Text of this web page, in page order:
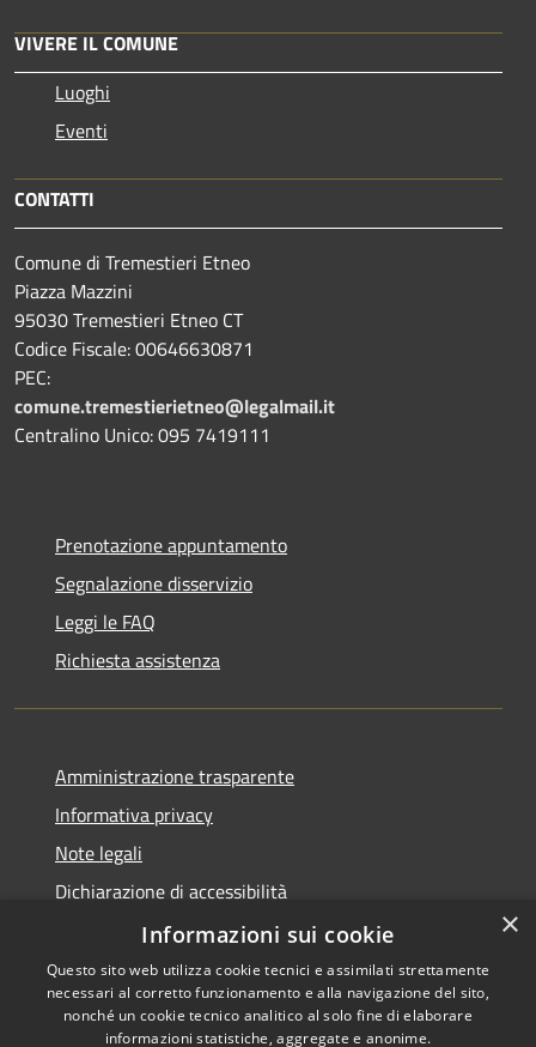
VIVERE IL COMUNE
Luoghi
Eventi
CONTATTI
Comune di Tremestieri Etneo
Piazza Mazzini
95030 Tremestieri Etneo CT
Codice Fiscale: 00646630871
PEC:
comune.tremestierietneo@legalmail.it
Centralino Unico: 095 7419111
Prenotazione appuntamento
Segnalazione disservizio
Leggi le FAQ
Richiesta assistenza
Amministrazione trasparente
Informativa privacy
Note legali
Dichiarazione di accessibilità
Sito istituzionale precedente
×
Informazioni sui cookie
Questo sito web utilizza cookie tecnici e assimilati strettamente
necessari al corretto funzionamento e alla navigazione del sito,
nonché un cookie tecnico analitico al solo fine di elaborare
informazioni statistiche, aggregate e anonime.